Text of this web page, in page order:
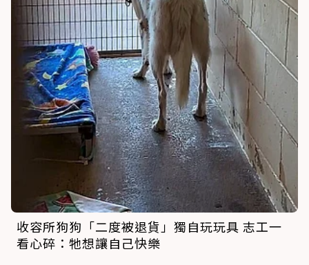
收容所狗狗「二度被退貨」獨自玩玩具 志工一
看心碎：牠想讓自己快樂